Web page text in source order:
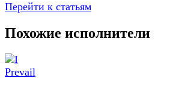
Перейти к статьям
Похожие исполнители